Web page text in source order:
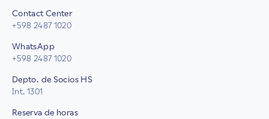
Contact Center
+598 2487 1020
WhatsApp
+598 2487 1020
Depto. de Socios HS
Int. 1301
Reserva de horas